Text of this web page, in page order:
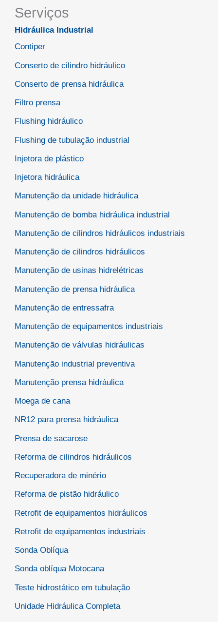
Serviços
Hidráulica Industrial
Contiper
Conserto de cilindro hidráulico
Conserto de prensa hidráulica
Filtro prensa
Flushing hidráulico
Flushing de tubulação industrial
Injetora de plástico
Injetora hidráulica
Manutenção da unidade hidráulica
Manutenção de bomba hidráulica industrial
Manutenção de cilindros hidráulicos industriais
Manutenção de cilindros hidráulicos
Manutenção de usinas hidrelétricas
Manutenção de prensa hidráulica
Manutenção de entressafra
Manutenção de equipamentos industriais
Manutenção de válvulas hidráulicas
Manutenção industrial preventiva
Manutenção prensa hidráulica
Moega de cana
NR12 para prensa hidráulica
Prensa de sacarose
Reforma de cilindros hidráulicos
Recuperadora de minério
Reforma de pistão hidráulico
Retrofit de equipamentos hidráulicos
Retrofit de equipamentos industriais
Sonda Oblíqua
Sonda oblíqua Motocana
Teste hidrostático em tubulação
Unidade Hidráulica Completa